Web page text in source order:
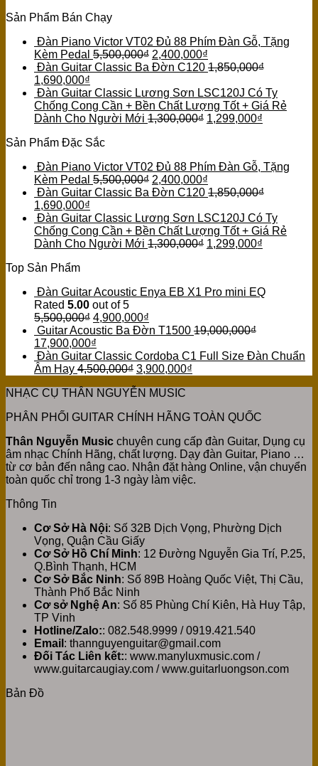
Sản Phẩm Bán Chạy
Đàn Piano Victor VT02 Đủ 88 Phím Đàn Gỗ, Tặng
Kèm Pedal 5,500,000₫ 2,400,000₫
Đàn Guitar Classic Ba Đờn C120 1,850,000₫
1,690,000₫
Đàn Guitar Classic Lương Sơn LSC120J Có Ty
Chống Cong Cần + Bền Chất Lượng Tốt + Giá Rẻ
Dành Cho Người Mới 1,300,000₫ 1,299,000₫
Sản Phẩm Đặc Sắc
Đàn Piano Victor VT02 Đủ 88 Phím Đàn Gỗ, Tặng
Kèm Pedal 5,500,000₫ 2,400,000₫
Đàn Guitar Classic Ba Đờn C120 1,850,000₫
1,690,000₫
Đàn Guitar Classic Lương Sơn LSC120J Có Ty
Chống Cong Cần + Bền Chất Lượng Tốt + Giá Rẻ
Dành Cho Người Mới 1,300,000₫ 1,299,000₫
Top Sản Phẩm
Đàn Guitar Acoustic Enya EB X1 Pro mini EQ
Rated 5.00 out of 5
5,500,000₫ 4,900,000₫
Guitar Acoustic Ba Đờn T1500 19,000,000₫
17,900,000₫
Đàn Guitar Classic Cordoba C1 Full Size Đàn Chuẩn
Âm Hay 4,500,000₫ 3,900,000₫
NHẠC CỤ THÂN NGUYỄN MUSIC
PHÂN PHỐI GUITAR CHÍNH HÃNG TOÀN QUỐC
Thân Nguyễn Music chuyên cung cấp đàn Guitar, Dụng cụ
âm nhạc Chính Hãng, chất lượng. Dạy đàn Guitar, Piano …
từ cơ bản đến nâng cao. Nhận đặt hàng Online, vận chuyển
toàn quốc chỉ trong 1-3 ngày làm việc.
Thông Tin
Cơ Sở Hà Nội: Số 32B Dịch Vọng, Phường Dịch
Vọng, Quận Cầu Giấy
Cơ Sở Hồ Chí Minh: 12 Đường Nguyễn Gia Trí, P.25,
Q.Bình Thạnh, HCM
Cơ Sở Bắc Ninh: Số 89B Hoàng Quốc Việt, Thị Cầu,
Thành Phố Bắc Ninh
Cơ sở Nghệ An: Số 85 Phùng Chí Kiên, Hà Huy Tập,
TP Vinh
Hotline/Zalo:: 082.548.9999 / 0919.421.540
Email : thannguyenguitar@gmail.com
Đối Tác Liên kết:: www.manyluxmusic.com /
www.guitarcaugiay.com / www.guitarluongson.com
Bản Đồ